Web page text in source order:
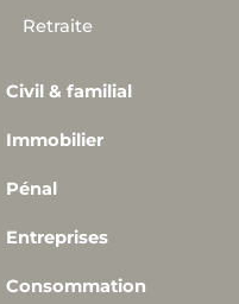
Retraite
Civil & familial
Immobilier
Pénal
Entreprises
Consommation